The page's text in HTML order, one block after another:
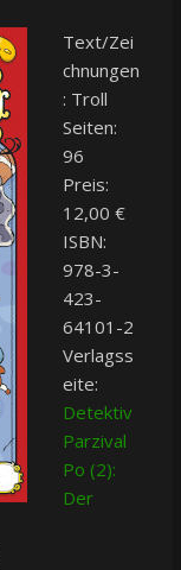
Text/Zei
chnungen
: Troll
Seiten:
96
Preis:
12,00 €
ISBN:
978-3-
423-
64101-2
Verlagss
eite:
Detektiv
Parzival
Po (2):
Der